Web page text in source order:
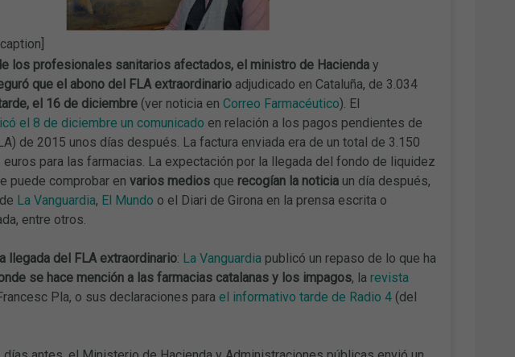
los profesionales sanitarios afectados, el ministro de Hacienday
que el abono del FLA extraordinario adjudicado en Cataluña, de 3.034
el 16 de diciembre (ver noticia en Correo Farmacéutico). El
el 8 de diciembre un comunicado en relación a los pagos pendientes de
de 2015 unos días después. La factura enviada era de un total de 3.150
para las farmacias. La expectación por la llegada del fondo de liquidez
puede comprobar en varios mediosque recogían la noticiaun día después,
La Vanguardia, El Mundo o el Diari de Girona en la prensa escrita o
entre otros.
llegada del FLA extraordinario: La Vanguardiapublicó un repaso de lo que ha
se hace mención a las farmacias catalanas y los impagos, la revista
Pla, o sus declaraciones para el informativo tarde de Radio 4(del